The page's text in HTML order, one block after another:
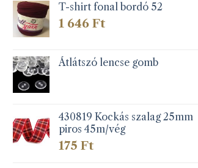
T-shirt fonal bordó 52
1 646Ft
Átlátszó lencse gomb
430819 Kockás szalag 25mm
piros 45m/vég
175Ft